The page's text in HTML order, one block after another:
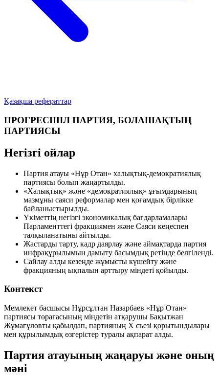
Қазақша рефераттар
ПРОГРЕСШІЛ ПАРТИЯ, БОЛАШАҚТЫҢ
ПАРТИЯСЫ
Негізгі ойлар
Партия атауы «Нұр Отан» халықтық-демократиялық
партиясы болып жаңартылды.
«Халықтық» және «демократиялық» ұғымдарының
мазмұны саяси реформалар мен қоғамдық бірлікке
байланыстырылды.
Үкіметтің негізгі экономикалық бағдарламалары
Парламенттегі фракциямен және Саяси кеңеспен
талқыланатыны айтылды.
Жастарды тарту, кадр даярлау және аймақтарда партия
инфрақұрылымын дамыту басымдық ретінде белгіленді.
Сайлау алды кезеңде жұмысты күшейту және
фракцияның ықпалын арттыру міндеті қойылды.
Контекст
Мемлекет басшысы Нұрсұлтан Назарбаев «Нұр Отан»
партиясы төрағасының міндетін атқарушы Бақытжан
Жұмағұловты қабылдап, партияның Х съезі қорытындылары
мен құрылымдық өзгерістер туралы ақпарат алды.
Партия атауының жаңаруы және оның
мәні